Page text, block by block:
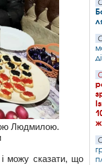
Людмилою.
можу сказати, що